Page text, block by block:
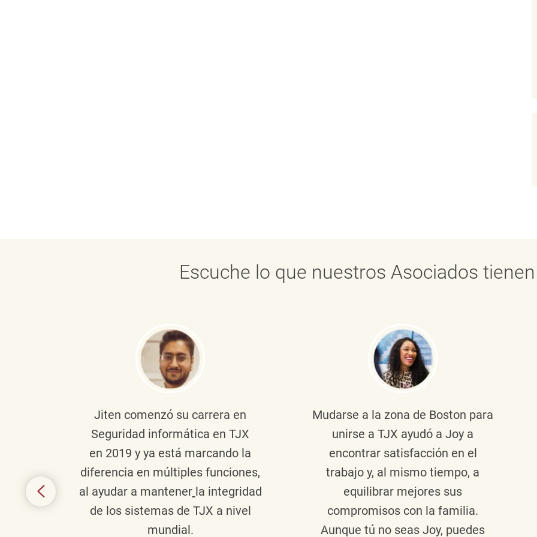
Escuche lo que nuestros Asociados
Jiten comenzó su carrera en
Seguridad informática en TJX
en 2019 y ya está marcando la
diferencia en múltiples funciones,
al ayudar a mantener la integridad
de los sistemas de TJX a nivel
mundial.
Mudarse a la zona de Boston para
unirse a TJX ayudó a Joy a
encontrar satisfacción en el
trabajo y, al mismo tiempo, a
equilibrar mejores sus
compromisos con la familia.
Aunque tú no seas Joy, puedes